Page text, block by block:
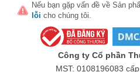
Son dưỡng Omi Brotherhood
Nếu bạn gặp vấn đề về Sản
lỗi cho chúng tôi.
Công ty Cổ phần
MST: 0108196083